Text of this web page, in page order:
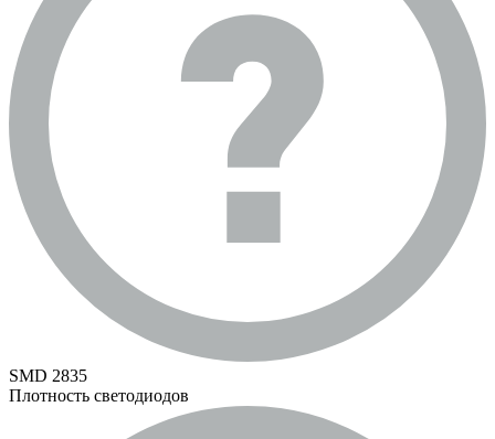
SMD 2835
Плотность светодиодов